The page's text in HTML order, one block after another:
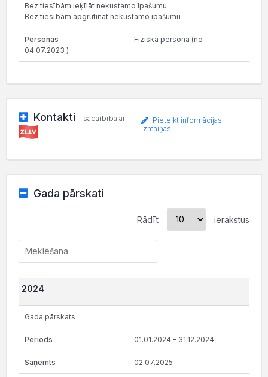
Bez tiesībām ieķīlāt nekustamo īpašumu
Bez tiesībām apgrūtināt nekustamo īpašumu
Fiziska persona (no
04.07.2023 )
Kontakti sadarbībā ar
Pieteikt informācijas
izmaiņas
Gada pārskati
Rādīt ierakstus
2024
Gada pārskats
01.01.2024 - 31.12.2024
02.07.2025